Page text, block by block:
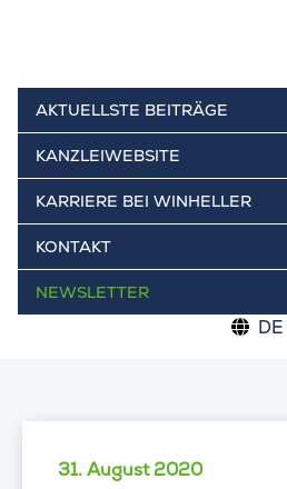
AKTUELLSTE BEITRÄGE
KANZLEIWEBSITE
KARRIERE BEI WINHELLER
KONTAKT
NEWSLETTER
DE
31. August 2020